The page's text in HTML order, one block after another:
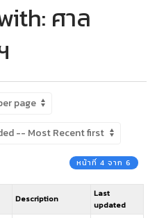
ศาล
หน้าที่ 4 จาก 6
Description
Last
updated